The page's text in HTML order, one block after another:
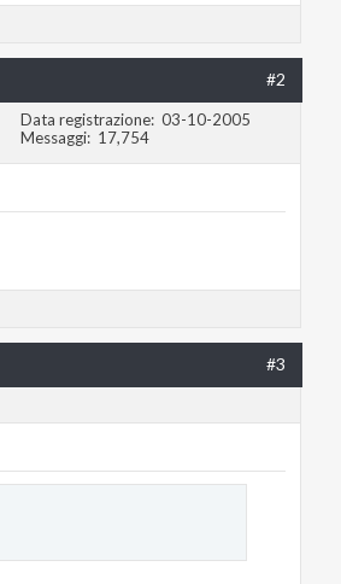
#2
Data registrazione 03-10-2005
Messaggi
17,754
#3